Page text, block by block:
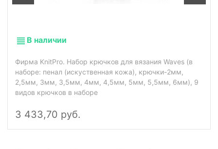
В наличии
Фирма KnitPro. Набор крючков для вязания Waves (в
наборе: пенал (искуственная кожа), крючки-2мм,
2,5мм, 3мм, 3,5мм, 4мм, 4,5мм, 5мм, 5,5мм, 6мм), 9
видов крючков в наборе
3 433,70 руб.